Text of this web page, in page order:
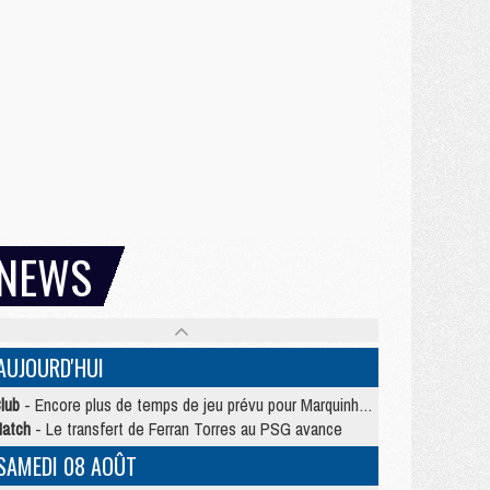
- Encore plus de temps de jeu prévu pour Marquinhos et les Portugais en Supercoupe
- Le transfert de Ferran Torres au PSG avance
08 AOÛT